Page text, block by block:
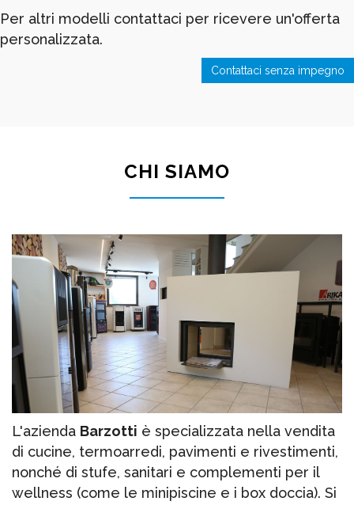
Per altri modelli contattaci per ricevere un'offerta
personalizzata.
Contattaci senza impegno
CHI SIAMO
L'azienda Barzotti è specializzata nella vendita
di cucine, termoarredi, pavimenti e rivestimenti,
nonché di stufe, sanitari e complementi per il
wellness (come le minipiscine e i box doccia). Si